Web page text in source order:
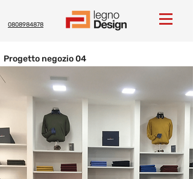
0808984878
Progetto negozio 04